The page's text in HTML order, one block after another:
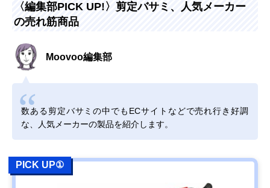
〈編集部PICK UP!〉剪定バサミ、人気メーカー
の売れ筋商品
Moovoo編集部
数ある剪定バサミの中でもECサイトなどで売れ行き好調
な、人気メーカーの製品を紹介します。
PICK UP①